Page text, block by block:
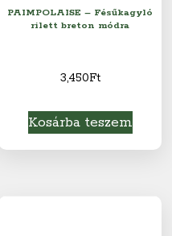
PAIMPOLAISE – Fésűkagyló
rilett breton módra
3,450Ft
Kosárba teszem